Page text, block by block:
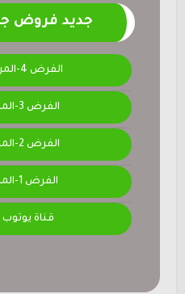
جديد فروض
الفرض 4-المرحلة الرابعة
الفرض 3-المرحلة الثالثة
الفرض 2-المرحلة الثانية
الفرض 1-المرحلة الأولى
قناة